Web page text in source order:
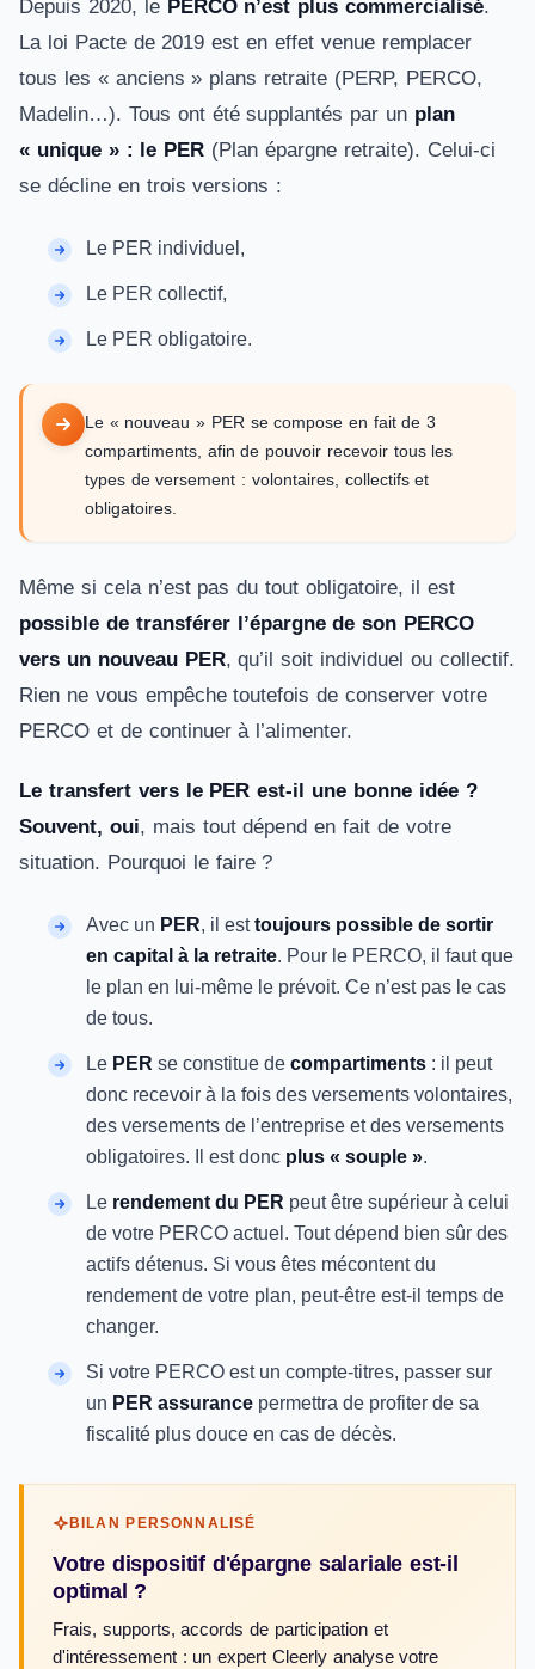
Depuis 2020, le PERCO n’est plus commercialisé.
La loi Pacte de 2019 est en effet venue remplacer
tous les « anciens » plans retraite (PERP, PERCO,
Madelin…). Tous ont été supplantés par un plan
« unique » : le PER (Plan épargne retraite). Celui-ci
se décline en trois versions :
Le PER individuel,
Le PER collectif,
Le PER obligatoire.
Le « nouveau » PER se compose en fait de 3
compartiments, afin de pouvoir recevoir tous les
types de versement : volontaires, collectifs et
obligatoires.
Même si cela n’est pas du tout obligatoire, il est
possible de transférer l’épargne de son PERCO
vers un nouveau PER, qu’il soit individuel ou collectif.
Rien ne vous empêche toutefois de conserver votre
PERCO et de continuer à l’alimenter.
Le transfert vers le PER est-il une bonne idée ?
Souvent, oui, mais tout dépend en fait de votre
situation. Pourquoi le faire ?
Avec un PER, il esttoujours possible de sortir
en capital à la retraite. Pour le PERCO, il faut que
le plan en lui-même le prévoit. Ce n’est pas le cas
de tous.
Le PER se constitue de compartiments : il peut
donc recevoir à la fois des versements volontaires,
des versements de l’entreprise et des versements
obligatoires. Il est donc plus « souple ».
Le rendement du PER peut être supérieur à celui
de votre PERCO actuel. Tout dépend bien sûr des
actifs détenus. Si vous êtes mécontent du
rendement de votre plan, peut-être est-il temps de
changer.
Si votre PERCO est un compte-titres, passer sur
un PER assurance permettra de profiter de sa
fiscalité plus douce en cas de décès.
BILAN PERSONNALISÉ
Votre dispositif d'épargne salariale est-il
optimal ?
Frais, supports, accords de participation et
d'intéressement : un expert Cleerly analyse votre